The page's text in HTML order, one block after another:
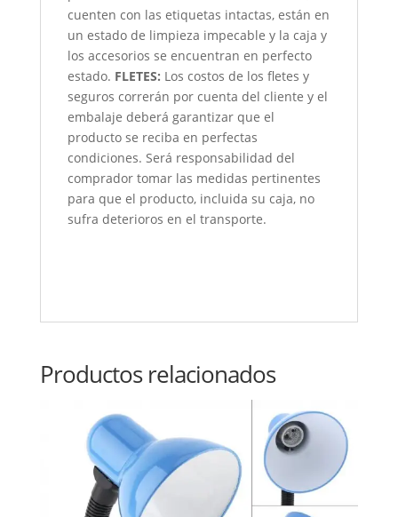
cuenten con las etiquetas intactas, están en
un estado de limpieza impecable y la caja y
los accesorios se encuentran en perfecto
estado. FLETES: Los costos de los fletes y
seguros correrán por cuenta del cliente y el
embalaje deberá garantizar que el
producto se reciba en perfectas
condiciones. Será responsabilidad del
comprador tomar las medidas pertinentes
para que el producto, incluida su caja, no
sufra deterioros en el transporte.
Productos relacionados